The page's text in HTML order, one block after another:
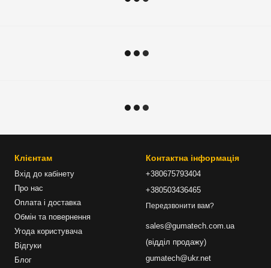
Клієнтам
Вхід до кабінету
Про нас
Оплата і доставка
Обмін та повернення
Угода користувача
Відгуки
Блог
Контактна інформація
+380675793404
+380503436465
Передзвонити вам?
sales@gumatech.com.ua
(відділ продажу)
gumatech@ukr.net